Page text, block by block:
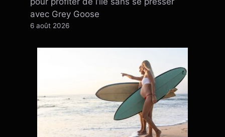
avec Grey Goose
6 août 2026